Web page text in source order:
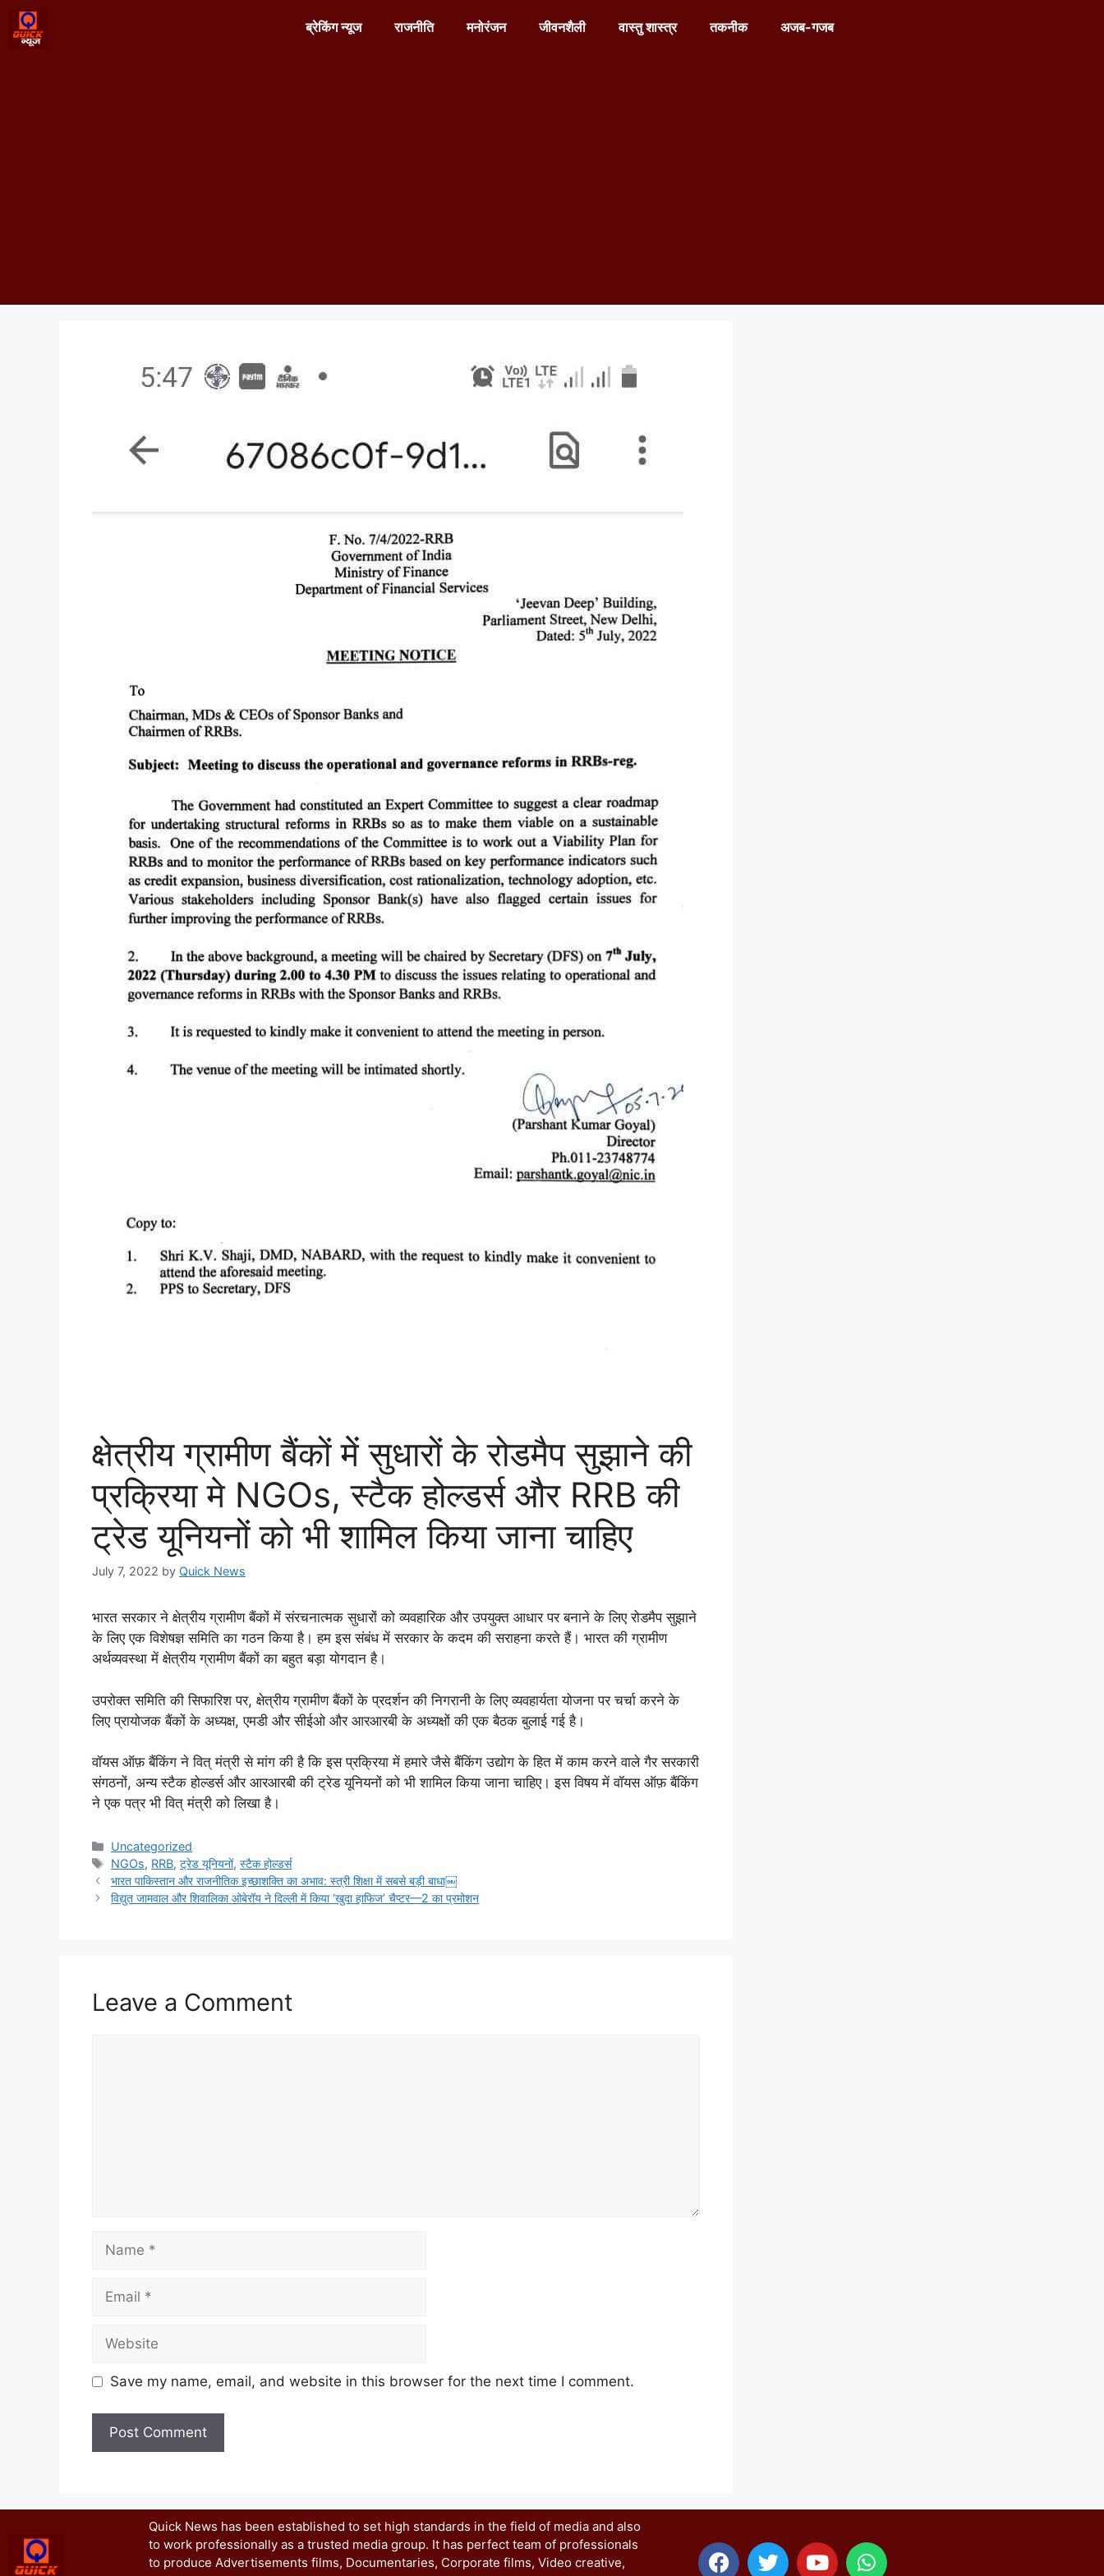
ब्रेकिंग न्यूज राजनीति मनोरंजन जीवनशैली वास्तु शास्त्र तकनीक अजब-गजब
क्षेत्रीय ग्रामीण बैंकों में सुधारों के रोडमैप सुझाने की
प्रक्रिया मे NGOs, स्टैक होल्डर्स और RRB की
ट्रेड यूनियनों को भी शामिल किया जाना चाहिए
July 7, 2022 by Quick News
भारत सरकार ने क्षेत्रीय ग्रामीण बैंकों में संरचनात्मक सुधारों को व्यवहारिक और उपयुक्त आधार पर बनाने के लिए रोडमैप सुझाने
के लिए एक विशेषज्ञ समिति का गठन किया है। हम इस संबंध में सरकार के कदम की सराहना करते हैं। भारत की ग्रामीण
अर्थव्यवस्था में क्षेत्रीय ग्रामीण बैंकों का बहुत बड़ा योगदान है।
उपरोक्त समिति की सिफारिश पर, क्षेत्रीय ग्रामीण बैंकों के प्रदर्शन की निगरानी के लिए व्यवहार्यता योजना पर चर्चा करने के
लिए प्रायोजक बैंकों के अध्यक्ष, एमडी और सीईओ और आरआरबी के अध्यक्षों की एक बैठक बुलाई गई है।
वॉयस ऑफ़ बैंकिंग ने वित् मंत्री से मांग की है कि इस प्रक्रिया में हमारे जैसे बैंकिंग उद्योग के हित में काम करने वाले गैर सरकारी
संगठनों, अन्य स्टैक होल्डर्स और आरआरबी की ट्रेड यूनियनों को भी शामिल किया जाना चाहिए। इस विषय में वॉयस ऑफ़ बैंकिंग
ने एक पत्र भी वित् मंत्री को लिखा है।
Uncategorized
NGOs, RRB,ट्रेड यूनियनों,स्टैक होल्डर्स
भारत पाकिस्तान और राजनीतिक इच्छाशक्ति का अभाव: स्त्री शिक्षा में सबसे बड़ी बाधा￼
विद्युत जामवाल और शिवालिका ओबेरॉय ने दिल्ली में किया ‘खुदा हाफिज’ चैप्टर—2 का प्रमोशन
Leave a Comment
Save my name, email, and website in this browser for the next time I comment.
Quick News has been established to set high standards in the field of media and also
to work professionally as a trusted media group. It has perfect team of professionals
to produce Advertisements films, Documentaries, Corporate films, Video creative,